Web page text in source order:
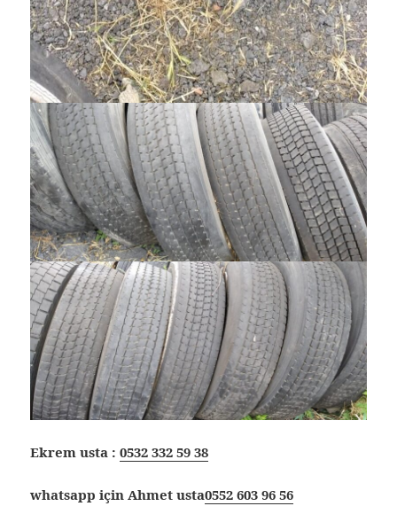
Ekrem usta :0532 332 59 38
whatsapp için Ahmet usta0552 603 96 56